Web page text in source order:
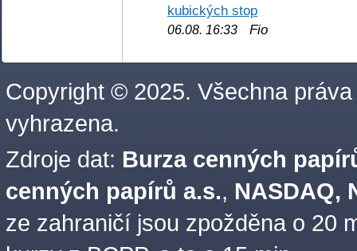
kubických stop
06.08. 16:33 Fio
Copyright © 2025. Všechna práva
vyhrazena.
Zdroje dat: Burza cenných
cenných papírů a.s., NASDAQ,
ze zahraničí jsou zpožděna o 20